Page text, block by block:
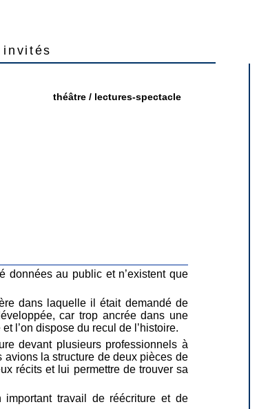
invités
théâtre / lectures-spectacle
données au public et n’existent que
dans laquelle il était demandé de
car trop ancrée dans une
l’on dispose du recul de l’histoire.
devant plusieurs professionnels à
avions la structure de deux pièces de
récits et lui permettre de trouver sa
important travail de réécriture et de